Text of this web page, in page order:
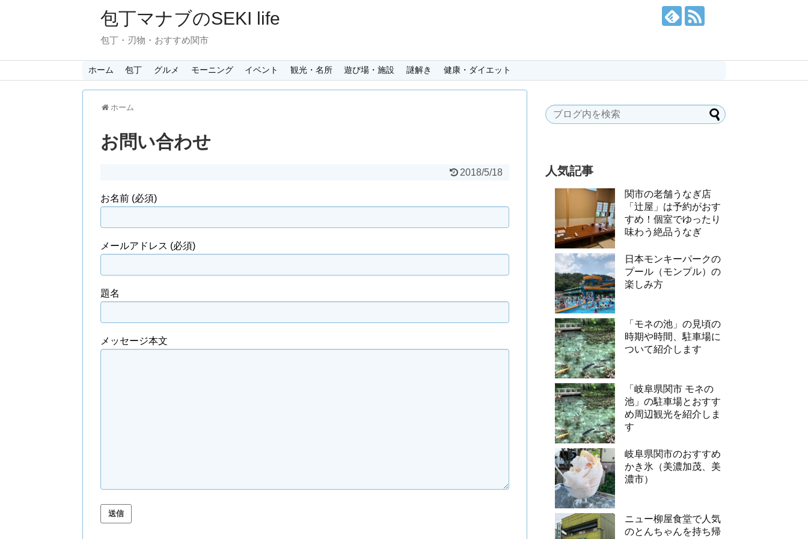
包丁マナブのSEKI life
包丁・刃物・おすすめ関市
ホーム 包丁 グルメ モーニング イベント 観光・名所 遊び場・施設 謎解き 健康・ダイエット
ホーム
お問い合わせ
2018/5/18
お名前 (必須)
メールアドレス (必須)
題名
メッセージ本文
人気記事
関市の老舗うなぎ店
「辻屋」は予約がおす
すめ！個室でゆったり
味わう絶品うなぎ
日本モンキーパークの
プール（モンプル）の
楽しみ方
「モネの池」の見頃の
時期や時間、駐車場に
ついて紹介します
「岐阜県関市 モネの
池」の駐車場とおすす
め周辺観光を紹介しま
す
岐阜県関市のおすすめ
かき氷（美濃加茂、美
濃市）
ニュー柳屋食堂で人気
のとんちゃんを持ち帰